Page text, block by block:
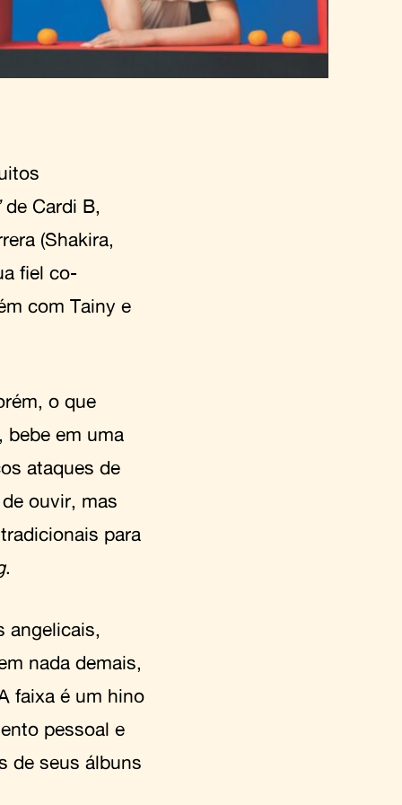
de Cardi B,
(Shakira,
fiel co-
com Tainy e
o que
bebe em uma
ataques de
ouvir, mas
para
.
nada demais,
faixa é um hino
pessoal e
de seus álbuns